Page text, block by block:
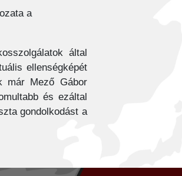
a
által
ellenségképét
már Mező Gábor
és ezáltal
gondolkodást a